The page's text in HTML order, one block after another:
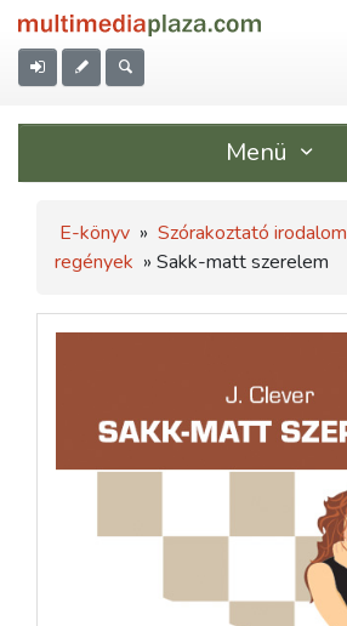
Menü
E-könyv » Szórakoztató irodalom
regények » Sakk-matt szerelem